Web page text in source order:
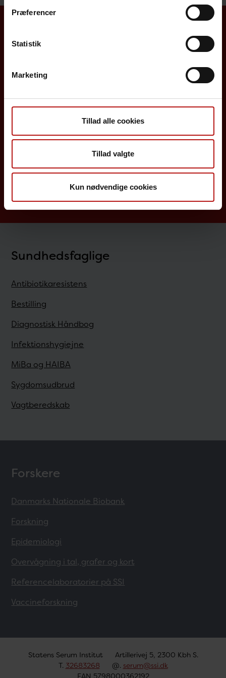
Præferencer
Statistik
Marketing
Tillad alle cookies
Tillad valgte
Kun nødvendige cookies
Borgere
Job på SSI
Sygdomsleksikon
MiBa, HAIBA og det digitale infektionsberedskab
Sundhedsfaglige
Antibiotikaresistens
Bestilling
Diagnostisk Håndbog
Infektionshygiejne
MiBa og HAIBA
Sygdomsudbrud
Vagtberedskab
Forskere
Danmarks Nationale Biobank
Forskning
Epidemiologi
Overvågning i tal, grafer og kort
Referencelaboratorier på SSI
Vaccineforskning
Statens Serum Institut
Artillerivej 5, 2300 Kbh S.
T. 32683268 @. serum@ssi.dk
EAN 5798000362192